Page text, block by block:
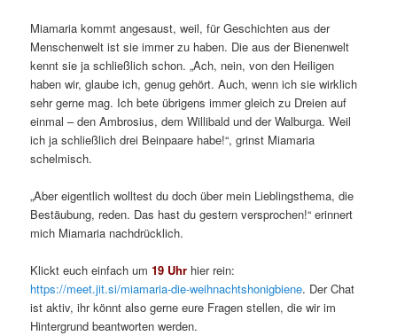
Miamaria kommt angesaust, weil, für Geschichten aus der
Menschenwelt ist sie immer zu haben. Die aus der Bienenwelt
kennt sie ja schließlich schon. „Ach, nein, von den Heiligen
haben wir, glaube ich, genug gehört. Auch, wenn ich sie wirklich
sehr gerne mag. Ich bete übrigens immer gleich zu Dreien auf
einmal – den Ambrosius, dem Willibald und der Walburga. Weil
ich ja schließlich drei Beinpaare habe!“, grinst Miamaria
schelmisch.
„Aber eigentlich wolltest du doch über mein Lieblingsthema, die
Bestäubung, reden. Das hast du gestern versprochen!“ erinnert
mich Miamaria nachdrücklich.
Klickt euch einfach um19 Uhr hier rein:
https://meet.jit.si/miamaria-die-weihnachtshonigbiene. Der Chat
ist aktiv, ihr könnt also gerne eure Fragen stellen, die wir im
Hintergrund beantworten werden.